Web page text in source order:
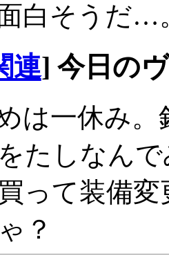
白そうだ…
連] 今日の
は一休み
たしなん
って装備
？